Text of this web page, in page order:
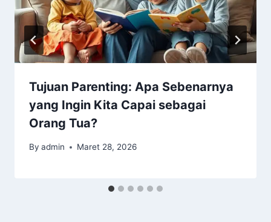
Tujuan Parenting: Apa Sebenarnya
yang Ingin Kita Capai sebagai
Orang Tua?
By admin Maret 28, 2026